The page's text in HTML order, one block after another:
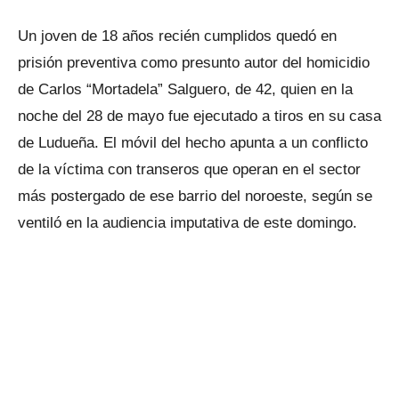
Un joven de 18 años recién cumplidos quedó en
prisión preventiva como presunto autor del homicidio
de Carlos “Mortadela” Salguero, de 42, quien en la
noche del 28 de mayo fue ejecutado a tiros en su casa
de Ludueña. El móvil del hecho apunta a un conflicto
de la víctima con transeros que operan en el sector
más postergado de ese barrio del noroeste, según se
ventiló en la audiencia imputativa de este domingo.